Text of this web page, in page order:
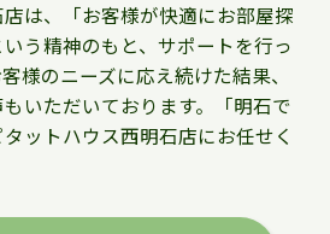
は、「お客様が快適にお部屋探
う精神のもと、サポートを行っ
様のニーズに応え続けた結果、
いただいております。「明石で
ットハウス西明石店にお任せく